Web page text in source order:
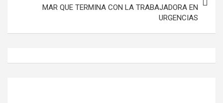
MAR QUE TERMINA CON LA TRABAJADORA EN
URGENCIAS